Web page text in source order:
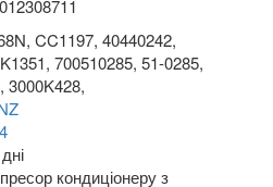
CC1197, 40440242,
700510285, 51-0285,
3000K428,
кондиціонеру з